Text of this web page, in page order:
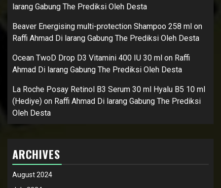
larang Gabung The Prediksi Oleh Desta
Beaver Energising multi-protection Shampoo 258 ml on
Raffi Ahmad Di larang Gabung The Prediksi Oleh Desta
Ocean TwoD Drop D3 Vitamini 400 IU 30 ml on Raffi
Ahmad Di larang Gabung The Prediksi Oleh Desta
La Roche Posay Retinol B3 Serum 30 ml Hyalu B5 10 ml
(Hediye) on Raffi Ahmad Di larang Gabung The Prediksi
Oleh Desta
ARCHIVES
August 2024